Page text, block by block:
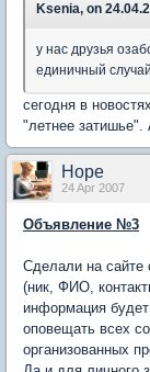
Ksenia, on
у нас друзья
единичный
сегодня в
"летнее
Hope
24 Apr 2007
Объявление №3
Сделали на сайте
(ник, ФИО,
информация будет
оповещать всех
организованных